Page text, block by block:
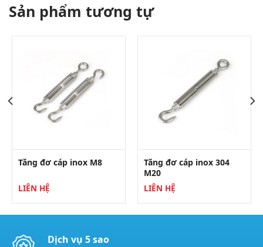
Sản phẩm tương tự
Tăng đơ cáp inox M8
LIÊN HỆ
Tăng đơ cáp inox 304
M20
LIÊN HỆ
Dịch vụ 5 sao